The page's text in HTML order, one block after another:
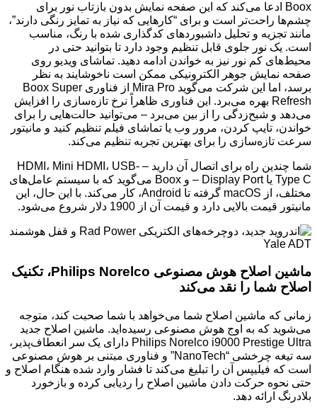
Boox ادعا می‌کند که این صفحه نمایش بدون بازتاب نور برای
چشم‌ها راحت‌تر است و برای “کارهایی که نیاز به تمایز رنگی دارند”،
مانند تجزیه و تحلیل داشبوردهای کدگذاری شده با رنگ، مناسب
است. یک نور جلوی قابل تنظیم وجود دارد تا بتوانید حتی در
محیط‌های کم نور نیز به خواندن ادامه دهید. تماشای ویدیو روی
صفحه نمایش جوهر الکترونیکی ممکن است ناخوشایند به نظر
برسد، اما این شرکت می‌گوید Mira Pro از فناوری Boox Super
Refresh بهره می‌برد. این فناوری ظاهراً نرخ تازه‌سازی را افزایش
می‌دهد و شبح‌زدگی را از بین می‌برد – می‌توانید حالت‌هایی را برای
خواندن، تایپ کردن، مرور وب یا تماشای فیلم تنظیم کنید و مانیتور
سرعت تازه‌سازی را برای بهترین تجربه تنظیم می‌کند.
شما چندین راه برای اتصال آن دارید – HDMI، Mini HDMI، USB-
Type C یا Display Port – و Boox می‌گوید که با سیستم عامل‌های
مختلف، از macOS گرفته تا Android، کار می‌کند. با این حال، این
مانیتور قیمت بالایی دارد و قیمت آن از 1900 دلار شروع می‌شود.
ماشین اصلاح هوش مصنوعی Philips Norelco، تکنیک
اصلاح شما را نقد می‌کند
زمانی که ماشین اصلاح شما می‌خواهد با شما صحبت کند، متوجه
می‌شوید که به اوج هوش مصنوعی رسیده‌اید. ماشین اصلاح جدید
Philips Norelco i9000 Prestige Ultra دارای یک سر انعطاف‌پذیر،
سه تیغه چرخشی “NanoTech” و فناوری مبتنی بر هوش مصنوعی
است که فیلیپس آن را تبلیغ می‌کند تا فشار وارد شده هنگام اصلاح و
حتی نحوه حرکت دادن ماشین اصلاح را ردیابی کرده و بازخورد
بلادرنگ ارائه دهد.